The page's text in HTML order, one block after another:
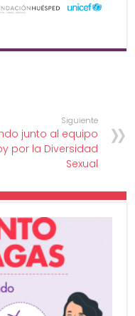
Siguiente
junto al equipo
por la Diversidad
Sexual